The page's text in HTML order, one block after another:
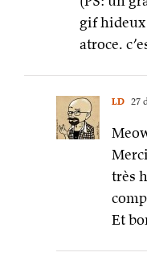
gif
atroce.
LD 27
très
Et